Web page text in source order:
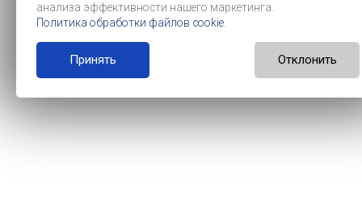
анализа эффективности нашего маркетинга.
Политика обработки файлов cookie.
Принять Отклонить